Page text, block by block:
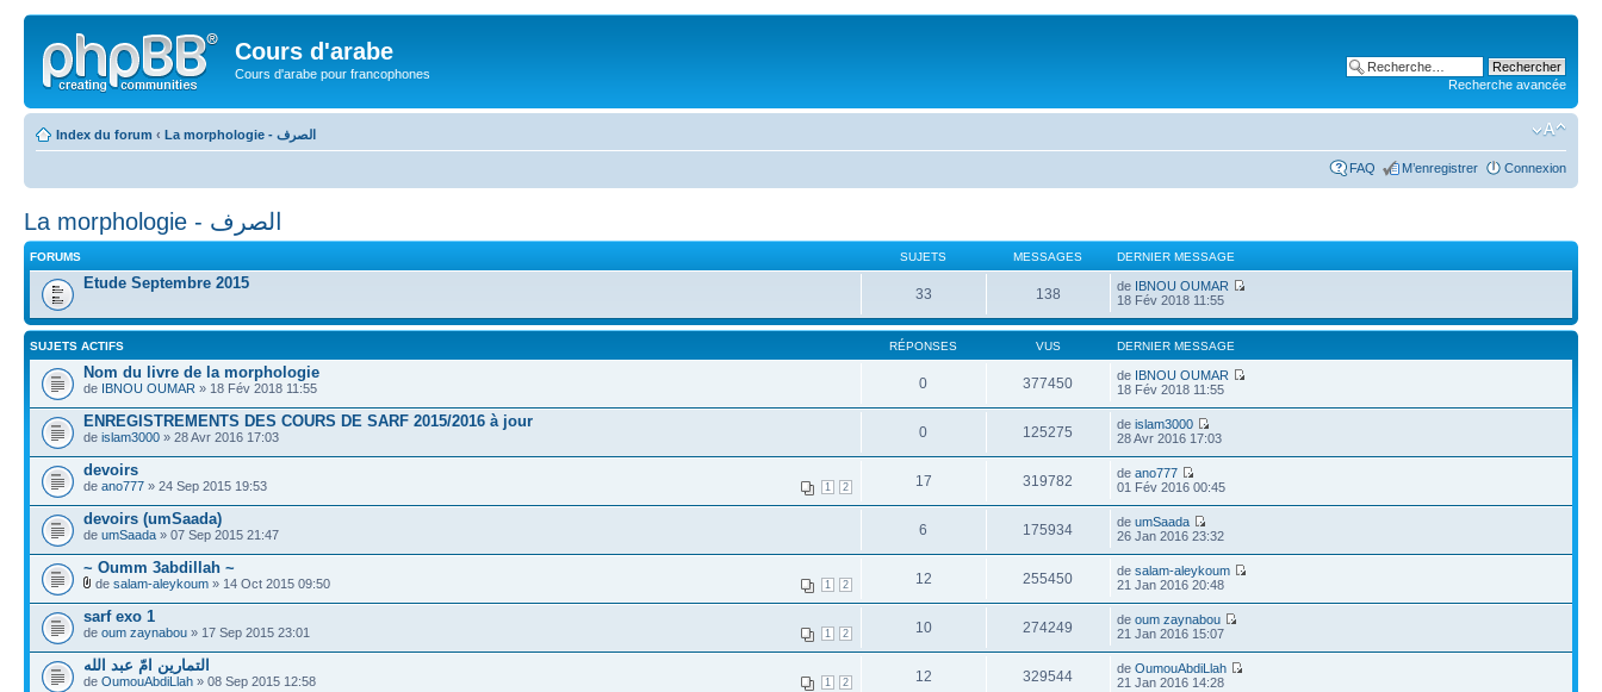
Cours d'arabe
Cours d'arabe pour francophones
Recherche avancée
Index du forum ‹ La morphologie - الصرف
FAQ M’enregistrer Connexion
La morphologie - الصرف
FORUMS SUJETS MESSAGES DERNIER MESSAGE
Etude Septembre 2015
33 138 de IBNOU OUMAR
18 Fév 2018 11:55
SUJETS ACTIFS RÉPONSES VUS DERNIER MESSAGE
Nom du livre de la morphologie
de IBNOU OUMAR » 18 Fév 2018 11:55 0 377450 de IBNOU OUMAR
18 Fév 2018 11:55
ENREGISTREMENTS DES COURS DE SARF 2015/2016 à jour
de islam3000 » 28 Avr 2016 17:03 0 125275 deislam3000
28 Avr 2016 17:03
devoirs
1 2
de ano777 » 24 Sep 2015 19:53 17 319782 deano777
01 Fév 2016 00:45
devoirs (umSaada)
de umSaada » 07 Sep 2015 21:47 6 175934 deumSaada
26 Jan 2016 23:32
~ Oumm 3abdillah ~
1 2
de salam-aleykoum » 14 Oct 2015 09:50 12 255450 desalam-aleykoum
21 Jan 2016 20:48
sarf exo 1
1 2
de oum zaynabou » 17 Sep 2015 23:01 10 274249 deoum zaynabou
21 Jan 2016 15:07
التمارين امّ عبد الله
1 2
de OumouAbdiLlah » 08 Sep 2015 12:58 12 329544 deOumouAbdiLlah
21 Jan 2016 14:28